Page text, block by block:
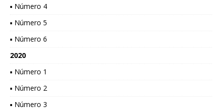
▪ Número 4
▪ Número 5
▪ Número 6
2020
▪ Número 1
▪ Número 2
▪ Número 3